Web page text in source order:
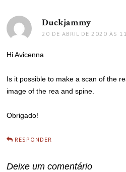
Duckjammy
20 DE ABRIL DE 2020 ÀS
Hi Avicenna
Is it possible to make a scan of the
image of the rea and spine.
Obrigado!
RESPONDER
Deixe um comentário